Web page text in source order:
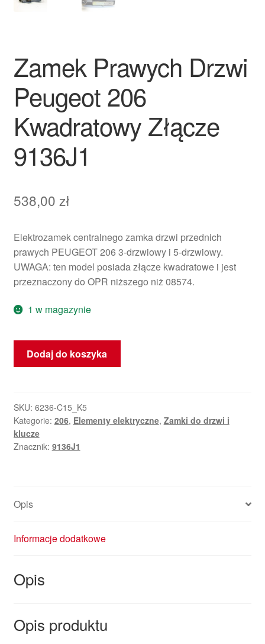
Zasady i warunki
Zamek Prawych Drzwi
Peugeot 206
Kwadratowy Złącze
9136J1
538,00 zł
Elektrozamek centralnego zamka drzwi przednich
prawych PEUGEOT 206 3-drzwiowy i 5-drzwiowy.
UWAGA: ten model posiada złącze kwadratowe i jest
przeznaczony do OPR niższego niż 08574.
1 w magazynie
ilość
Zamek
Peugeot
206
Kwadratowy
Złącze
Dodaj do koszyka
SKU: 6236-C15_K5
Kategorie: 206, Elementy elektryczne, Zamki do drzwi i
klucze
Znacznik: 9136J1
Opis
Informacje dodatkowe
Opis
Opis produktu